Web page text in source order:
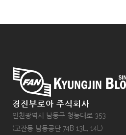
경진부로아 주식회사
인천광역시 남동구 청능대로 353
(고잔동 남동공단 74B 13L, 14L)